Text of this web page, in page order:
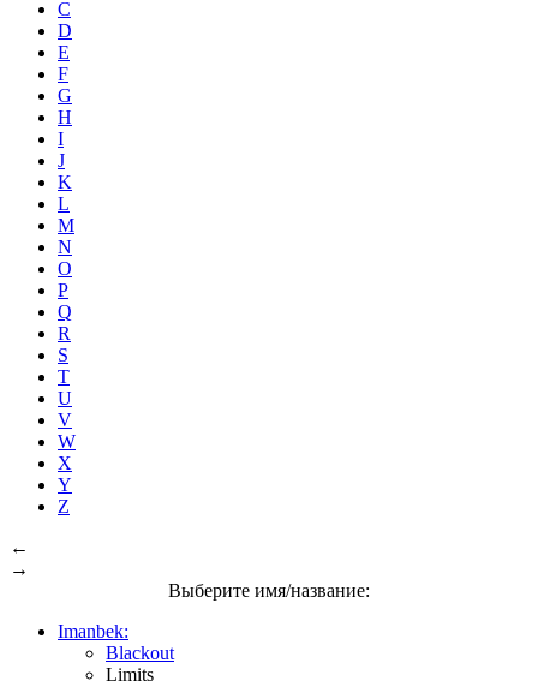
C
D
E
F
G
H
I
J
K
L
M
N
O
P
Q
R
S
T
U
V
W
X
Y
Z
←
→
Выберите имя/название:
Imanbek:
Blackout
Limits